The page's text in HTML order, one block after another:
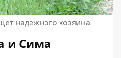
надежного хозяина
и Сима